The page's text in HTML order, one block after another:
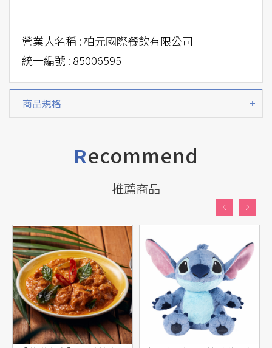
營業人名稱 : 柏元國際餐飲有限公司
統一編號 : 85006595
商品規格
Recommend
推薦商品